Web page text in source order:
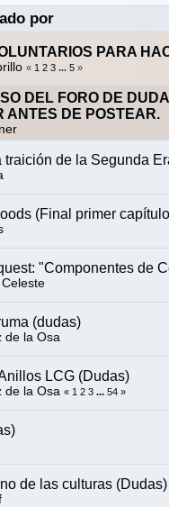
por
PARA
« 1 2 3 ... 5 »
DEL FORO DE
ANTES DE POSTEAR.
traición de la Segunda
(Final primer
"Componentes de
(dudas)
de la Osa
LCG (Dudas)
de la Osa « 1 2 3 ... 54 »
de las culturas (Dudas)